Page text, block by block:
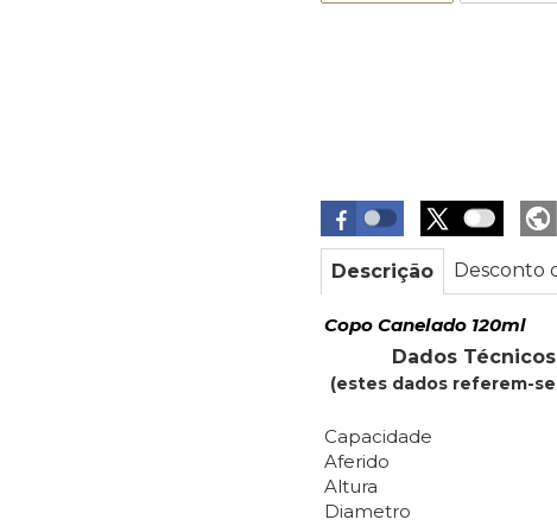
Descrição Desconto
Copo Canelado 120ml
Dados
(estes dados referem-
Capacidade
Aferido
Altura
Diametro